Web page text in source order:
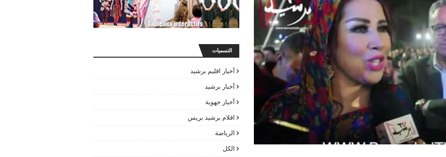
التسميات
أخبار اقليم برشيد
أخبار برشيد
أخبار جهوية
اقلام برشيد بريس
الرياضة
الكل